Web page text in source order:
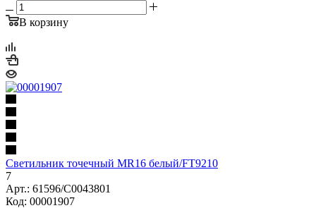
В корзину
Светильник точечный MR16 белый/FT9210
7
Арт.: 61596/C0043801
Код: 00001907